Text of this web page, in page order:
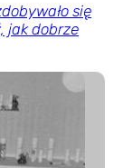
się
jak dobrze